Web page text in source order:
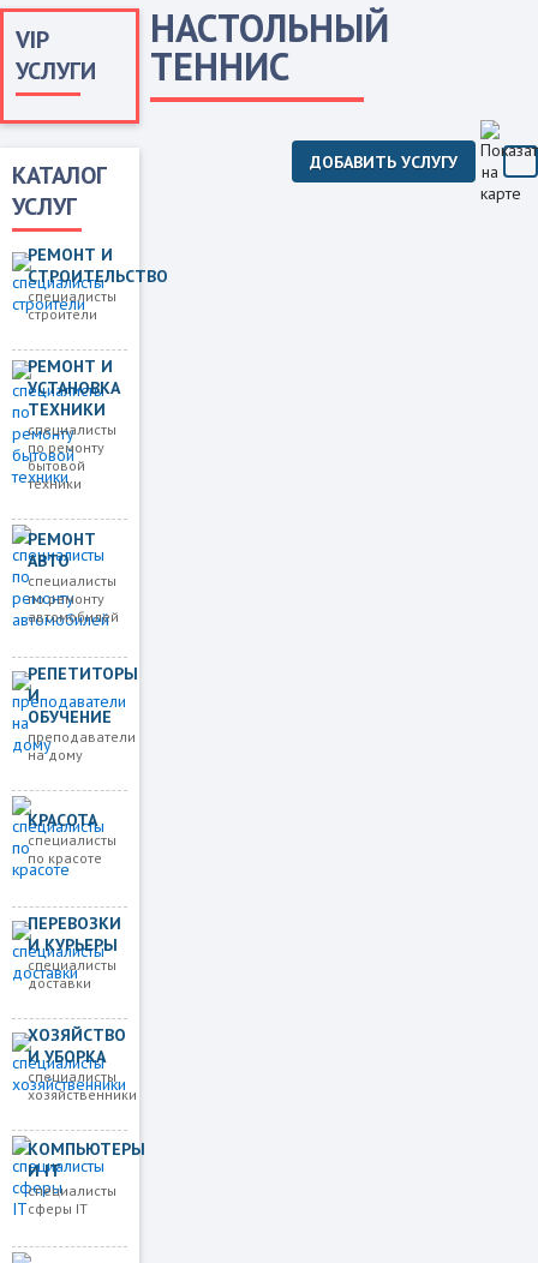
VIP
УСЛУГИ
КАТАЛОГ
УСЛУГ
РЕМОНТ И
СТРОИТЕЛЬСТВО
специалисты
строители
РЕМОНТ И
УСТАНОВКА
ТЕХНИКИ
специалисты
по ремонту
бытовой
техники
РЕМОНТ
АВТО
специалисты
по ремонту
автомобилей
РЕПЕТИТОРЫ
И
ОБУЧЕНИЕ
преподаватели
на дому
КРАСОТА
специалисты
по красоте
ПЕРЕВОЗКИ
И КУРЬЕРЫ
специалисты
доставки
ХОЗЯЙСТВО
И УБОРКА
специалисты
хозяйственники
КОМПЬЮТЕРЫ
И IT
специалисты
сферы IT
НАСТОЛЬНЫЙ
ТЕННИС
ДОБАВИТЬ УСЛУГУ